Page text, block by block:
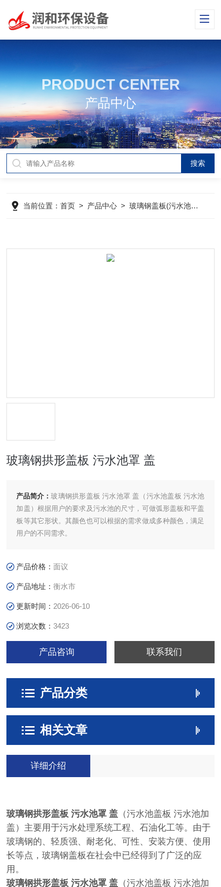
PRODUCT CENTER
产品中心
当前位置：首页 > 产品中心 >玻璃钢盖板(污水池加盖)
玻璃钢拱形盖板 污水池罩 盖
产品简介：玻璃钢拱形盖板 污水池罩 盖（污水池盖板 污水池
加盖）根据用户的要求及污水池的尺寸，可做弧形盖板和平盖
板等其它形状。其颜色也可以根据的需求做成多种颜色，满足
用户的不同需求。
产品价格：面议
产品地址：衡水市
更新时间： 2026-06-10
浏览次数：3423
产品咨询 联系我们
产品分类
相关文章
详细介绍
玻璃钢拱形盖板 污水池罩 盖 （污水池盖板 污水池加
盖）主要用于污水处理系统工程、石油化工等。由于
玻璃钢的、轻质强、耐老化、可性、安装方便、使用
长等点，玻璃钢盖板在社会中已经得到了广泛的应
用。
玻璃钢拱形盖板 污水池罩 盖 （污水池盖板 污水池加